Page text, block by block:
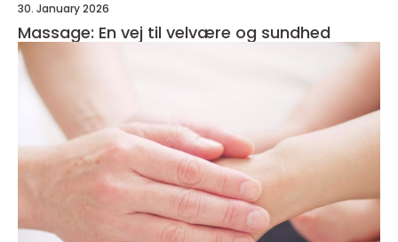
30. January 2026
Massage: En vej til velvære og sundhed